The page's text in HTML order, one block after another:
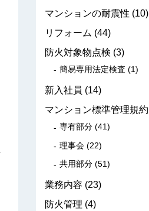
マンションの耐震性 (10)
リフォーム (44)
防火対象物点検 (3)
簡易専用法定検査 (1)
新入社員 (14)
マンション標準管理規約
専有部分 (41)
理事会 (22)
共用部分 (51)
業務内容 (23)
防火管理 (4)